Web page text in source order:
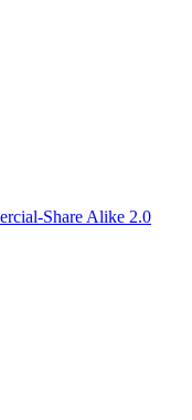
Share Alike 2.0